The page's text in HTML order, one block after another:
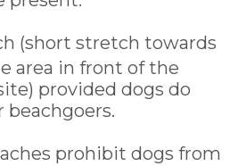
(short stretch towards
area in front of the
provided dogs do
prohibit dogs from